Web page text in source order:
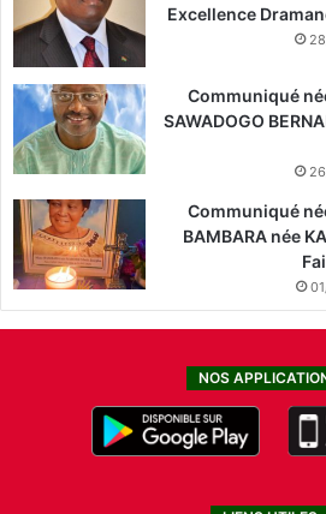
Excellence
Communiqué
SAWADOGO
Communiqué
BAMBARA née
NOS